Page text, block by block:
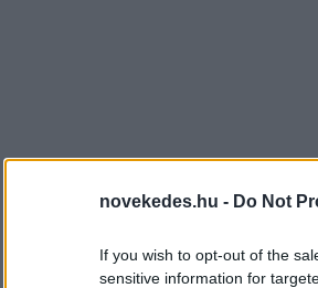
novekedes.hu - Do Not
If you wish to opt-out of the
sensitive information for